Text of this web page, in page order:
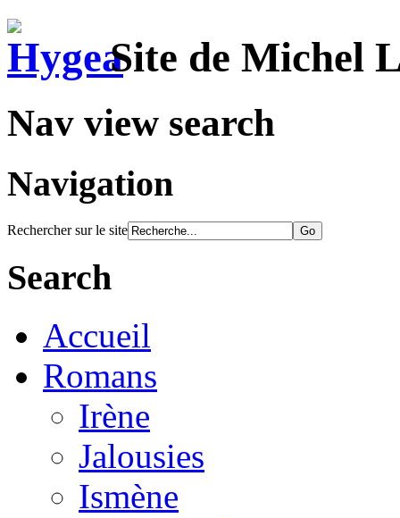
Site de Michel
Nav view search
Navigation
Rechercher sur le site
Search
Accueil
Romans
Irène
Jalousies
Ismène